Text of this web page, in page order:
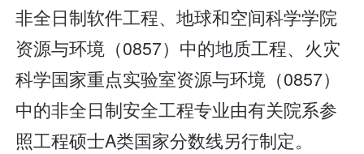
非全日制软件工程、地球和空间科学学院
资源与环境（0857）中的地质工程、火灾
科学国家重点实验室资源与环境（0857）
中的非全日制安全工程专业由有关院系参
照工程硕士A类国家分数线另行制定。